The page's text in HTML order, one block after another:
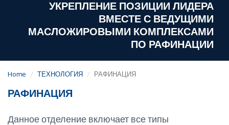
УКРЕПЛЕНИЕ ПОЗИЦИИ ЛИДЕРА
ВМЕСТЕ С ВЕДУЩИМИ
МАСЛОЖИРОВЫМИ КОМПЛЕКСАМИ
ПО РАФИНАЦИИ
Home ТЕХНОЛОГИЯ РАФИНАЦИЯ
РАФИНАЦИЯ
Данное отделение включает все типы